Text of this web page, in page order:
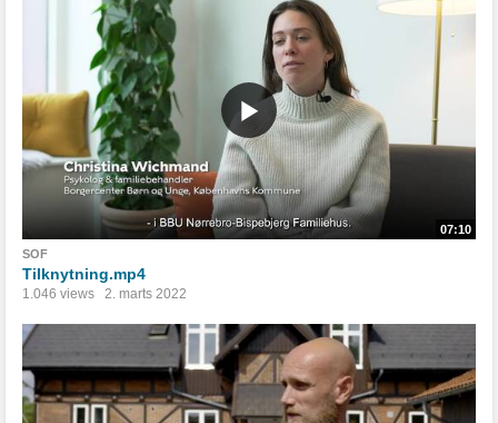
07:10
SOF
Tilknytning.mp4
1.046 views 2. marts 2022